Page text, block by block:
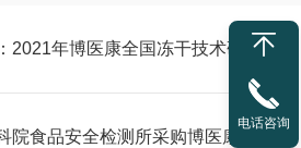
2021年博医康全国冻干技术研讨会
电话咨询